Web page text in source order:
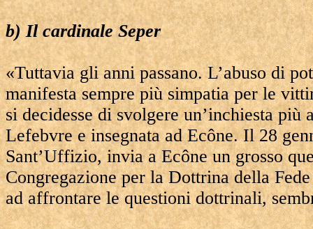
b) Il cardinale Seper
«Tuttavia gli anni passano. L’abuso di
manifesta sempre più simpatia per le
si decidesse di svolgere un’inchiesta
Lefebvre e insegnata ad Ecône. Il 28
Sant’Uffizio, invia a Ecône un grosso
Congregazione per la Dottrina della
ad affrontare le questioni dottrinali,